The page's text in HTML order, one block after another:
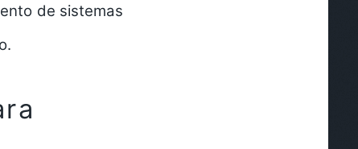
de sistemas